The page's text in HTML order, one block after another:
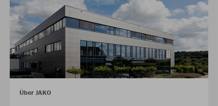
Über JAKO